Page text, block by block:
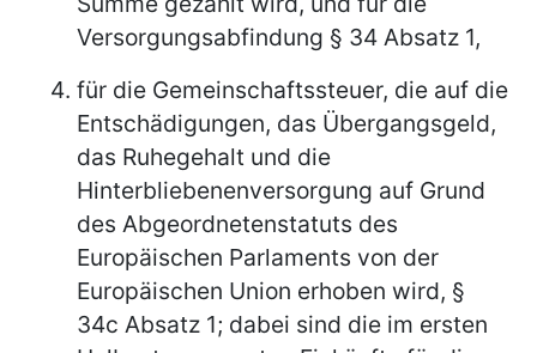
Versorgungsabfindung § 34 Absatz 1,
für die Gemeinschaftssteuer, die auf die
Entschädigungen, das Übergangsgeld,
das Ruhegehalt und die
Hinterbliebenenversorgung auf Grund
des Abgeordnetenstatuts des
Europäischen Parlaments von der
Europäischen Union erhoben wird, §
34c Absatz 1; dabei sind die im ersten